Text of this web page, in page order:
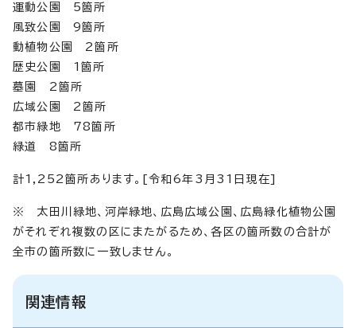
運動公園 5箇所
風致公園 9箇所
動植物公園 2箇所
歴史公園 1箇所
墓園 2箇所
広域公園 2箇所
都市緑地 78箇所
緑道 8箇所
計1,252箇所あります。[令和6年3月31日現在]
※ 太田川緑地、河岸緑地、広島広域公園、広島緑化植物公園
がそれぞれ複数の区にまたがるため、各区の箇所数の合計が
全市の箇所数に一致しません。
関連情報